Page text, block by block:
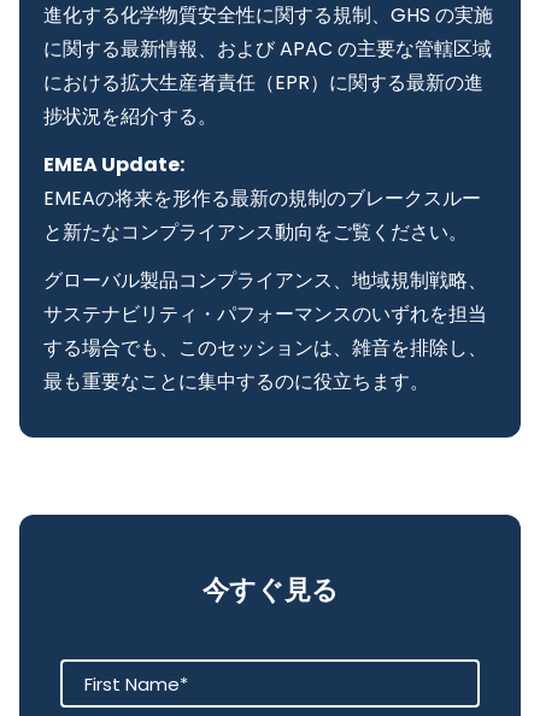
進化する化学物質安全性に関する規制、GHS の実施
に関する最新情報、および APAC の主要な管轄区域
における拡大生産者責任（EPR）に関する最新の進
捗状況を紹介する。
EMEA Update:
EMEAの将来を形作る最新の規制のブレークスルー
と新たなコンプライアンス動向をご覧ください。
グローバル製品コンプライアンス、地域規制戦略、
サステナビリティ・パフォーマンスのいずれを担当
する場合でも、このセッションは、雑音を排除し、
最も重要なことに集中するのに役立ちます。
今すぐ見る